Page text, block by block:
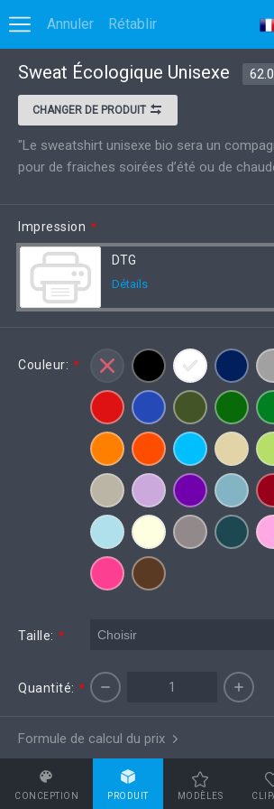
Annuler Rétablir
CONCEPTION PRODUIT MODÈLES
Sweat Écologique Unisexe
CHANGER DE PRODUIT
"Le sweatshirt unisexe bio sera un
pour de fraiches soirées d’été ou de
Impression *
DTG
Détails
Couleur: *
Taille: *
Quantité: *
Formule de calcul du prix
Enregistrer dans MyDesigns